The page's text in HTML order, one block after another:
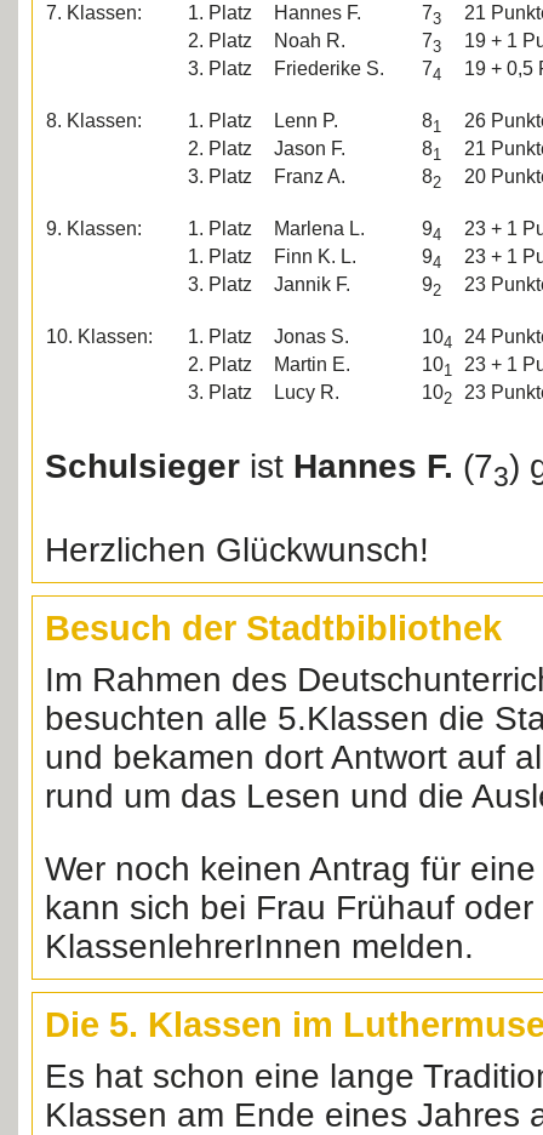
7. Klassen: 1. Platz Hannes F. 73
21
2. Platz
Noah R. 73
19 + 1
3. Platz
Friederike S. 74 19 + 0,5
8. Klassen: 1. Platz Lenn P. 81
26
2. Platz
Jason F. 81
21
3. Platz
Franz A. 82 20
9. Klassen: 1. Platz Marlena L. 94
23 + 1
1. Platz
Finn K. L. 94
23 + 1
3. Platz
Jannik F. 92 23
10. Klassen: 1. Platz Jonas S. 104
24
2. Platz
Martin E. 101
23 + 1
3. Platz
Lucy R. 102 23
Schulsiegerist Hannes F. (73)
Herzlichen Glückwunsch!
Besuch der Stadtbibliothek
Im Rahmen des
besuchten alle 5.Klassen die
und bekamen dort Antwort auf
rund um das Lesen und die
Wer noch keinen Antrag für
kann sich bei Frau Frühauf
KlassenlehrerInnen melden.
Die 5. Klassen im
Es hat schon eine lange
Klassen am Ende eines Jahres